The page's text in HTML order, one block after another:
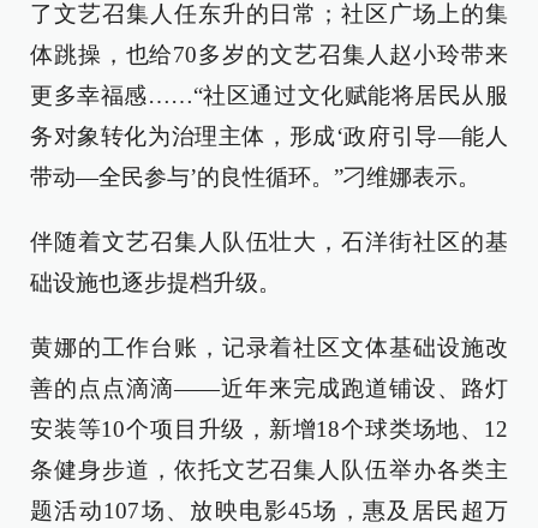
了文艺召集人任东升的日常；社区广场上的集
体跳操，也给70多岁的文艺召集人赵小玲带来
更多幸福感……“社区通过文化赋能将居民从服
务对象转化为治理主体，形成‘政府引导—能人
带动—全民参与’的良性循环。”刁维娜表示。
伴随着文艺召集人队伍壮大，石洋街社区的基
础设施也逐步提档升级。
黄娜的工作台账，记录着社区文体基础设施改
善的点点滴滴——近年来完成跑道铺设、路灯
安装等10个项目升级，新增18个球类场地、12
条健身步道，依托文艺召集人队伍举办各类主
题活动107场、放映电影45场，惠及居民超万